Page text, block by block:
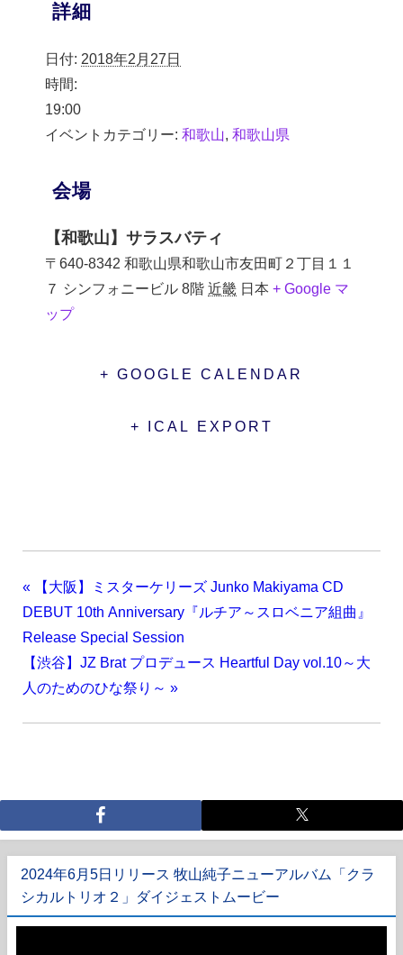
詳細
日付: 2018年2月27日
時間:
19:00
イベントカテゴリー: 和歌山 和歌山県
会場
【和歌山】サラスバティ
〒640-8342 和歌山県和歌山市友田町２丁目１１
７ シンフォニービル 8階 近畿 日本 + Google マ
ップ
+ GOOGLE CALENDAR
+ ICAL EXPORT
« 【大阪】ミスターケリーズ Junko Makiyama CD
DEBUT 10th Anniversary『ルチア～スロベニア組曲』
Release Special Session
【渋谷】JZ Brat プロデュース Heartful Day vol.10～大
人のためのひな祭り～ »
2024年6月5日リリース 牧山純子ニューアルバム「クラ
シカルトリオ２」ダイジェストムービー